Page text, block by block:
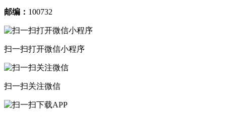
邮编： 100732
扫一扫打开微信小程序
扫一扫关注微信